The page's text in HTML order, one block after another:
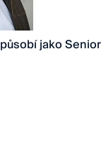
působí jako